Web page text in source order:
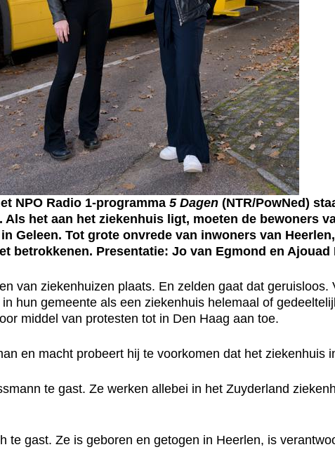
NPO Radio 1-programma 5 Dagen (NTR/PowNed)
het aan het ziekenhuis ligt, moeten de bewoners
Geleen. Tot grote onvrede van inwoners van
betrokkenen. Presentatie: Jo van Egmond en Ajouad
van ziekenhuizen plaats. En zelden gaat dat geruisloos.
hun gemeente als een ziekenhuis helemaal of
middel van protesten tot in Den Haag aan toe.
en macht probeert hij te voorkomen dat het ziekenhuis
te gast. Ze werken allebei in het Zuyderland
te gast. Ze is geboren en getogen in Heerlen, is